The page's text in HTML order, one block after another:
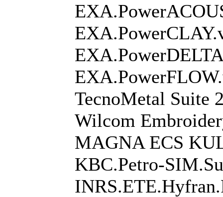
TecnoMetal Suite
Wilcom
MAGNA ECS
KBC.Petro-